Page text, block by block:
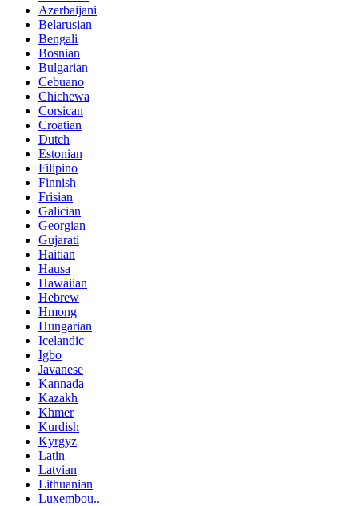
Azerbaijani
Belarusian
Bengali
Bosnian
Bulgarian
Cebuano
Chichewa
Corsican
Croatian
Dutch
Estonian
Filipino
Finnish
Frisian
Galician
Georgian
Gujarati
Haitian
Hausa
Hawaiian
Hebrew
Hmong
Hungarian
Icelandic
Igbo
Javanese
Kannada
Kazakh
Khmer
Kurdish
Kyrgyz
Latin
Latvian
Lithuanian
Luxembou..